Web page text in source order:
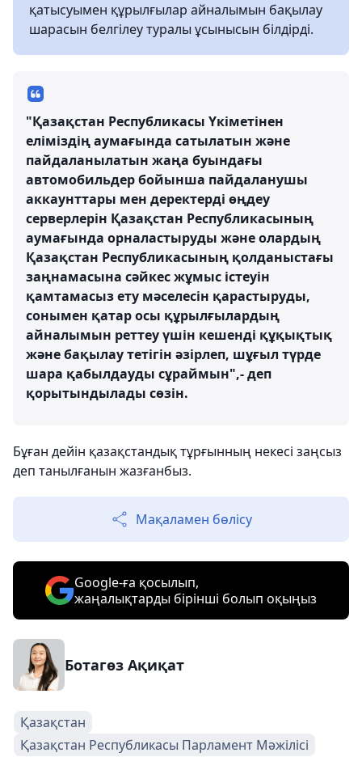
қатысуымен құрылғылар айналымын бақылау
шарасын белгілеу туралы ұсынысын білдірді.
"Қазақстан Республикасы Үкіметінен
еліміздің аумағында сатылатын және
пайдаланылатын жаңа буындағы
автомобильдер бойынша пайдаланушы
аккаунттары мен деректерді өңдеу
серверлерін Қазақстан Республикасының
аумағында орналастыруды және олардың
Қазақстан Республикасының қолданыстағы
заңнамасына сәйкес жұмыс істеуін
қамтамасыз ету мәселесін қарастыруды,
сонымен қатар осы құрылғылардың
айналымын реттеу үшін кешенді құқықтық
және бақылау тетігін әзірлеп, шұғыл түрде
шара қабылдауды сұраймын",- деп
қорытындылады сөзін.
Бұған дейін қазақстандық тұрғынның некесі заңсыз
деп танылғанын жазғанбыз.
Мақаламен бөлісу
Google-ға қосылып,
жаңалықтарды бірінші болып оқыңыз
Ботагөз Ақиқат
Қазақстан
Қазақстан Республикасы Парламент Мәжілісі